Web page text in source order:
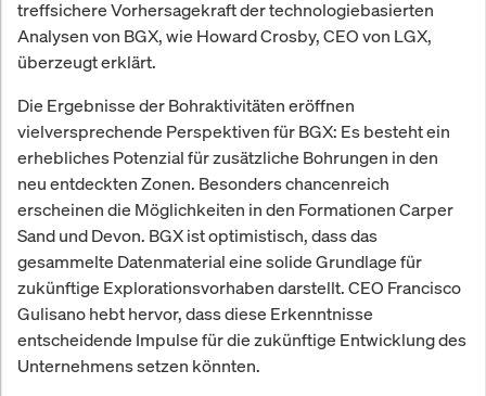
treffsichere Vorhersagekraft der technologiebasierten
Analysen von BGX, wie Howard Crosby, CEO von LGX,
überzeugt erklärt.
Die Ergebnisse der Bohraktivitäten eröffnen
vielversprechende Perspektiven für BGX: Es besteht ein
erhebliches Potenzial für zusätzliche Bohrungen in den
neu entdeckten Zonen. Besonders chancenreich
erscheinen die Möglichkeiten in den Formationen Carper
Sand und Devon. BGX ist optimistisch, dass das
gesammelte Datenmaterial eine solide Grundlage für
zukünftige Explorationsvorhaben darstellt. CEO Francisco
Gulisano hebt hervor, dass diese Erkenntnisse
entscheidende Impulse für die zukünftige Entwicklung des
Unternehmens setzen könnten.